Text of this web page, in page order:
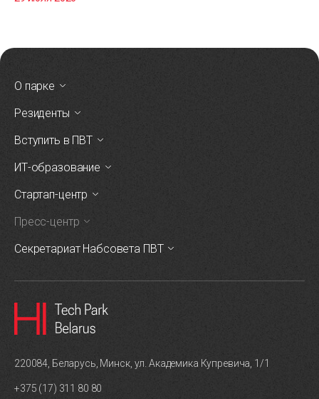
О парке
Резиденты
Вступить в ПВТ
ИТ-образование
Стартап-центр
Пресс-центр
Секретариат Набсовета ПВТ
220084, Беларусь, Минск, ул. Академика Купревича, 1/1
+375 (17) 311 80 80